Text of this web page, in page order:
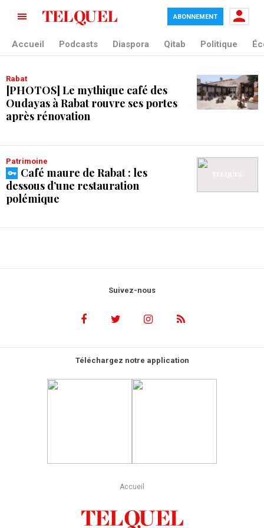
tag blade
ABONNEMENT
Accueil Podcasts Diaspora Qitab Politique
Rabat
[PHOTOS] Le mythique café des
Oudayas à Rabat rouvre ses portes
après rénovation
Patrimoine
Café maure de Rabat : les
dessous d’une restauration
polémique
Suivez-nous
Téléchargez notre application
Accueil